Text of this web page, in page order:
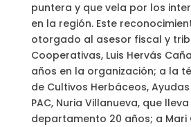
puntera y que vela por los
en la región. Este
otorgado al asesor fiscal y
Cooperativas, Luis Hervás
años en la organización; a la
de Cultivos Herbáceos,
PAC, Nuria Villanueva, que
departamento 20 años; a Mari